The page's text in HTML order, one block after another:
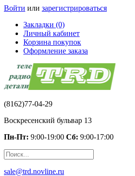
Войти или зарегистрироваться
Закладки (0)
Личный кабинет
Корзина покупок
Оформление заказа
(8162)77-04-29
Воскресенский бульвар 13
Пн-Пт: 9:00-19:00 Сб: 9:00-17:00
sale@trd.novline.ru